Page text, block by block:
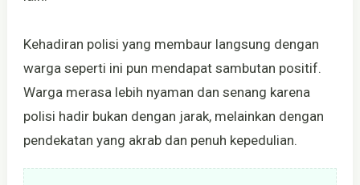
Kehadiran polisi yang membaur langsung dengan
warga seperti ini pun mendapat sambutan positif.
Warga merasa lebih nyaman dan senang karena
polisi hadir bukan dengan jarak, melainkan dengan
pendekatan yang akrab dan penuh kepedulian.